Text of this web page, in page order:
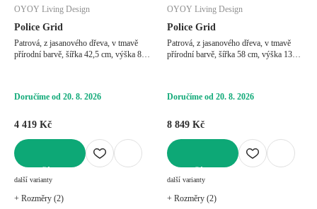
OYOY Living Design
Police Grid
Patrová, z jasanového dřeva, v tmavě
přírodní barvě, šířka 42,5 cm, výška 89
Doručíme od 20. 8. 2026
4 419 Kč
další varianty
+ Rozměry (2)
OYOY Living Design
Police Grid
Patrová, z jasanového dřeva, v tmavě
přírodní barvě, šířka 58 cm, výška 130
Doručíme od 20. 8. 2026
8 849 Kč
další varianty
+ Rozměry (2)